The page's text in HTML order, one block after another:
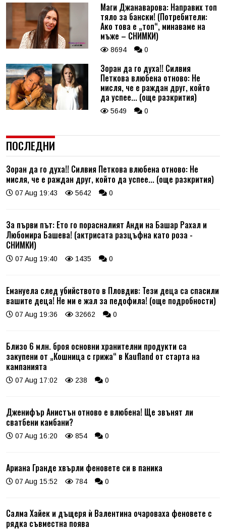
Маги Джанаварова: Направих топ
тяло за бански! (Потребители:
Ако това е „топ“, минаваме на
мъже – СНИМКИ)
8694 0
Зоран да го духа!! Силвия
Петкова влюбена отново: Не
мисля, че е раждан друг, който
да успее... (още разкрития)
5649 0
ПОСЛЕДНИ
Зоран да го духа!! Силвия Петкова влюбена отново: Не
мисля, че е раждан друг, който да успее... (още разкрития)
07 Aug 19:43 5642 0
За първи път: Ето го порасналият Анди на Башар Рахал и
Любомира Башева! (актрисата разцъфна като роза -
СНИМКИ)
07 Aug 19:40 1435 0
Емануела след убийството в Пловдив: Тези деца са спасили
вашите деца! Не ми е жал за педофила! (още подробности)
07 Aug 19:36 32662 0
Близо 6 млн. броя основни хранителни продукти са
закупени от „Кошница с грижа“ в Kaufland от старта на
кампанията
07 Aug 17:02 238 0
Дженифър Анистън отново е влюбена! Ще звънят ли
сватбени камбани?
07 Aug 16:20 854 0
Ариана Гранде хвърли феновете си в паника
07 Aug 15:52 784 0
Салма Хайек и дъщеря ѝ Валентина очароваха феновете с
рядка съвместна поява